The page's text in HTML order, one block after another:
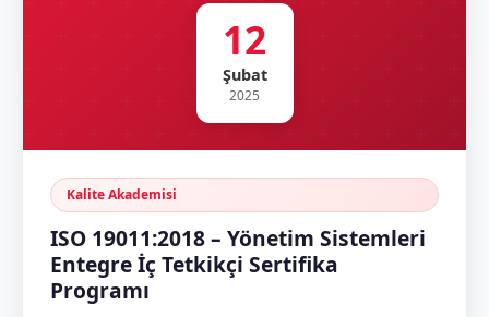
12
Şubat
2025
Kalite Akademisi
ISO 19011:2018 – Yönetim Sistemleri
Entegre İç Tetkikçi Sertifika
Programı